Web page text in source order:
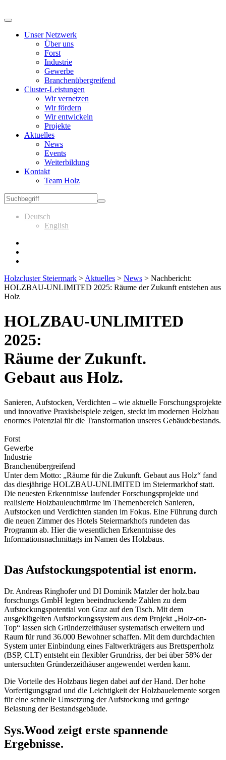
Unser Netzwerk
Über uns
Forst
Industrie
Gewerbe
Branchenübergreifend
Cluster-Leistungen
Wir vernetzen
Wir fördern
Wir entwickeln
Projekte
Aktuelles
News
Events
Weiterbildung
Kontakt
Team Holz
Deutsch
English
Holzcluster Steiermark > Aktuelles > News > Nachbericht:
HOLZBAU-UNLIMITED 2025: Räume der Zukunft entstehen aus
Holz
HOLZBAU-UNLIMITED
2025:
Räume der Zukunft.
Gebaut aus Holz.
Sanieren, Aufstocken, Verdichten – wie aktuelle Forschungsprojekte
und innovative Praxisbeispiele zeigen, steckt im modernen Holzbau
enormes Potenzial für die Transformation unseres Gebäudebestands.
Forst
Gewerbe
Industrie
Branchenübergreifend
Unter dem Motto: „Räume für die Zukunft. Gebaut aus Holz“ fand
das diesjährige HOLZBAU-UNLIMITED im Steiermarkhof statt.
Die neuesten Erkenntnisse laufender Forschungsprojekte und
realisierte Holzbauleuchttürme im Themenbereich Sanieren,
Aufstocken und Verdichten standen im Fokus. Eine Führung durch
die neuen Zimmer des Hotels Steiermarkhofs rundeten das
Programm ab. Hier die wesentlichen Erkenntnisse des
Informationsnachmittags im Namen des Holzbaus.
Das Aufstockungspotential ist enorm.
Dr. Andreas Ringhofer und DI Dominik Matzler der holz.bau
forschungs GmbH legten beeindruckende Zahlen zu dem
Aufstockungspotential von Graz auf den Tisch. Mit dem
ausgeklügelten Aufstockungssystem aus dem Projekt „Holz-on-
Top“ lassen sich Gründerzeithäuser systematisch erweitern und
Raum für rund 36.000 Bewohner schaffen. Mit dem durchdachten
System unter Einbindung eines Faltwerkträgers aus Brettsperrholz
(BSP, CLT) entsteht ein flexibler Grundriss, der bei über 58% der
untersuchten Gründerzeithäuser angewendet werden kann.
Die Vorteile des Holzbaus liegen dabei auf der Hand. Der hohe
Vorfertigungsgrad und die Leichtigkeit der Holzbauelemente sorgen
für eine schnelle Umsetzung der Aufstockung und geringe
Belastung der Bestandsgebäude.
Sys.Wood zeigt erste spannende
Ergebnisse.